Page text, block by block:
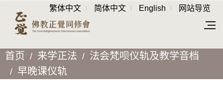
繁体中文 简体中文 English 网站导览
首页 来学正法
法会梵呗仪轨及教学音档
早晚课仪轨